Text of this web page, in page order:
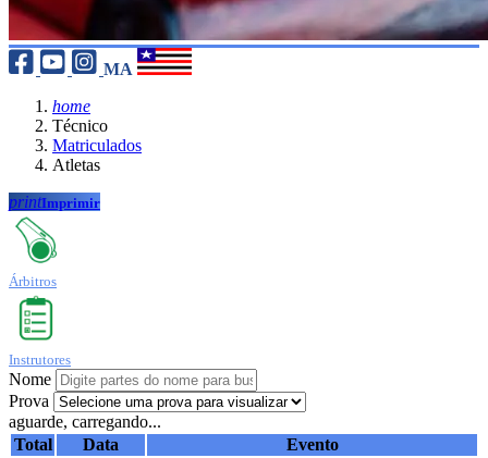
MA
home
Técnico
Matriculados
Atletas
printImprimir
Árbitros
Instrutores
Nome
Prova
aguarde, carregando...
Total
Data
Evento